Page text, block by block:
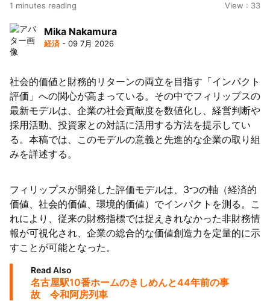
1 minutes reading View : 33
Mika Nakamura
経済 - 09 7月 2026
社会的価値と財務的リターンの両立を目指す「インパクト
評価」への関心が高まっている。その中でフィリップスの
最新モデルは、企業の社会貢献度を数値化し、経営判断や
採用活動、投資家との対話に活用する方法を提示してい
る。本稿では、このモデルの意義と先進的な企業の取り組
みを詳述する。
フィリップスが開発した評価モデルは、3つの軸（経済的
価値、社会的価値、環境的価値）でインパクトを測る。こ
れにより、従来の財務指標では捉えきれなかった非財務情
報が可視化され、企業の総合的な価値創造力を定量的に示
すことが可能となった。
Read Also
名古屋駅10番ホームのきしめんと44年前の事
故 令和阿房列車